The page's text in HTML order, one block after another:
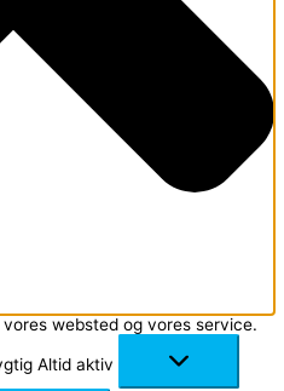
websted og vores service.
Altid aktiv